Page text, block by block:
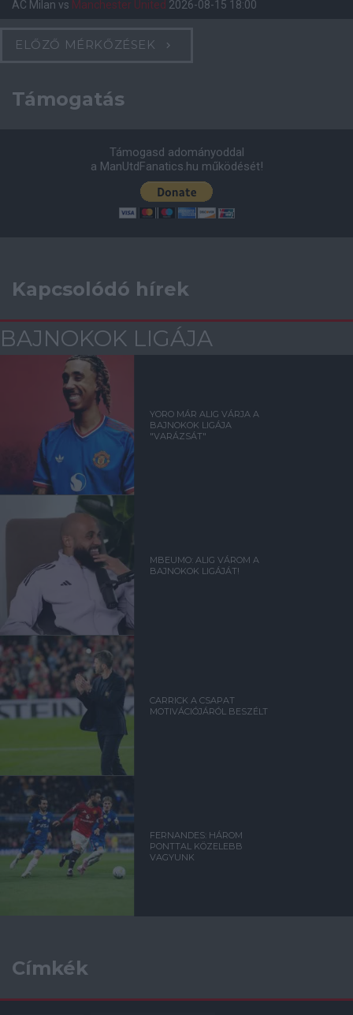
AC Milan vs Manchester United 2026-08-15 18:00
ELŐZŐ MÉRKŐZÉSEK
Támogatás
Támogasd adományoddal
a ManUtdFanatics.hu működését!
Kapcsolódó hírek
BAJNOKOK LIGÁJA
YORO MÁR ALIG VÁRJA A
BAJNOKOK LIGÁJA
"VARÁZSÁT"
MBEUMO: ALIG VÁROM A
BAJNOKOK LIGÁJÁT!
CARRICK A CSAPAT
MOTIVÁCIÓJÁRÓL BESZÉLT
FERNANDES: HÁROM
PONTTAL KÖZELEBB
VAGYUNK
Címkék